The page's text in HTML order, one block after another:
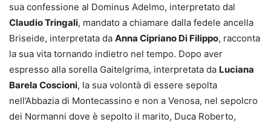
sua confessione al Dominus Adelmo, interpretato dal
Claudio Tringali, mandato a chiamare dalla fedele ancella
Briseide, interpretata da Anna Cipriano Di Filippo, racconta
la sua vita tornando indietro nel tempo. Dopo aver
espresso alla sorella Gaitelgrima, interpretata da Luciana
Barela Coscioni, la sua volontà di essere sepolta
nell’Abbazia di Montecassino e non a Venosa, nel sepolcro
dei Normanni dove è sepolto il marito, Duca Roberto,